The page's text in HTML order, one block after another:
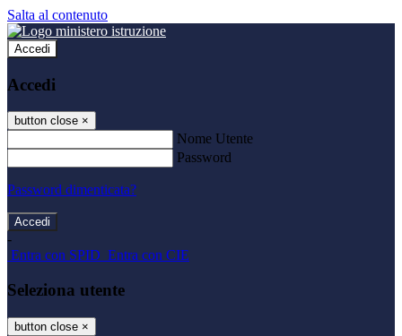
Salta al contenuto
Accedi
Accedi
button close ×
Nome Utente
Password
Password dimenticata?
-
Entra con SPID Entra con CIE
Seleziona utente
button close ×